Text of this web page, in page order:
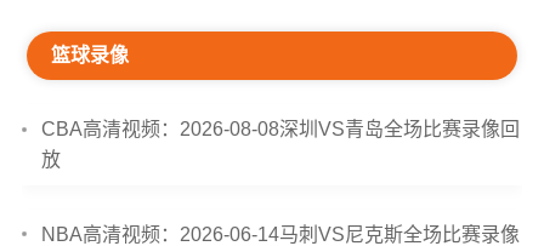
篮球录像
CBA高清视频：2026-08-08深圳VS青岛全场比赛录像回
放
NBA高清视频：2026-06-14马刺VS尼克斯全场比赛录像